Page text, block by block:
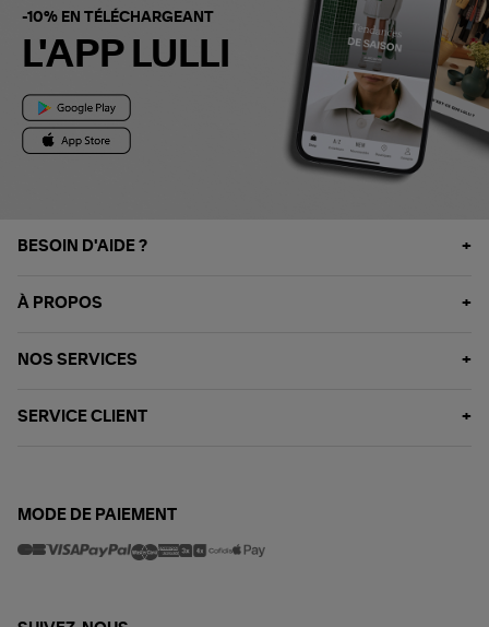
-10% EN TÉLÉCHARGEANT
L'APP LULLI
BESOIN D'AIDE ?
À PROPOS
NOS SERVICES
SERVICE CLIENT
MODE DE PAIEMENT